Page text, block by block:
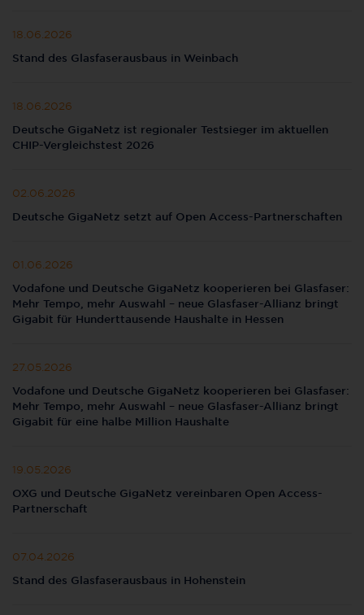
18.06.2026
Stand des Glasfaserausbaus in Weinbach
18.06.2026
Deutsche GigaNetz ist regionaler Testsieger im aktuellen
CHIP-Vergleichstest 2026
02.06.2026
Deutsche GigaNetz setzt auf Open Access-Partnerschaften
01.06.2026
Vodafone und Deutsche GigaNetz kooperieren bei Glasfaser:
Mehr Tempo, mehr Auswahl – neue Glasfaser-Allianz bringt
Gigabit für Hunderttausende Haushalte in Hessen
27.05.2026
Vodafone und Deutsche GigaNetz kooperieren bei Glasfaser:
Mehr Tempo, mehr Auswahl – neue Glasfaser-Allianz bringt
Gigabit für eine halbe Million Haushalte
19.05.2026
OXG und Deutsche GigaNetz vereinbaren Open Access-
Partnerschaft
07.04.2026
Stand des Glasfaserausbaus in Hohenstein